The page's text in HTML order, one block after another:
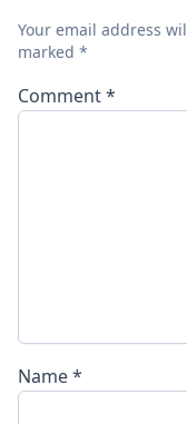
Your email address
marked *
Comment*
Name*